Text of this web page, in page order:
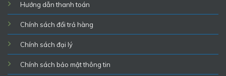
Hướng dẫn thanh toán
Chính sách đổi trả hàng
Chính sách đại lý
Chính sách bảo mật thông tin